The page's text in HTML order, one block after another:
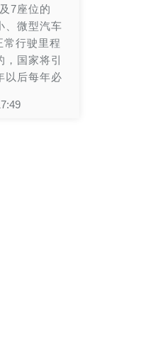
7座位的
、微型汽车
常行驶里程
，国家将引
以后每年必